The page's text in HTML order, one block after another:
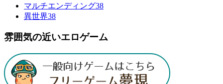
マルチエンディング38
異世界38
雰囲気の近いエロゲーム